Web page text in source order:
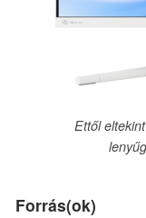
Ettől
Forrás(ok)